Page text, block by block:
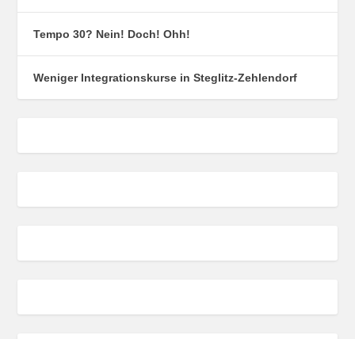
Tempo 30? Nein! Doch! Ohh!
Weniger Integrationskurse in Steglitz-Zehlendorf